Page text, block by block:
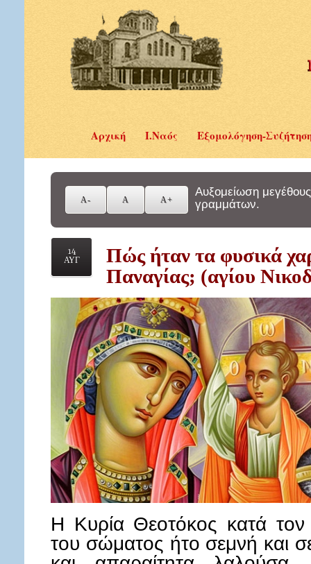
Αρχική Ι.Ναός Εξομολόγηση-
Αυξομείωση μεγέθους
γραμμάτων.
14
ΑΥΓ
Πώς ήταν τα φυσικά
Παναγίας; (αγίου
Η Κυρία Θεοτόκος κατά
του σώματος ήτο σεμνή και